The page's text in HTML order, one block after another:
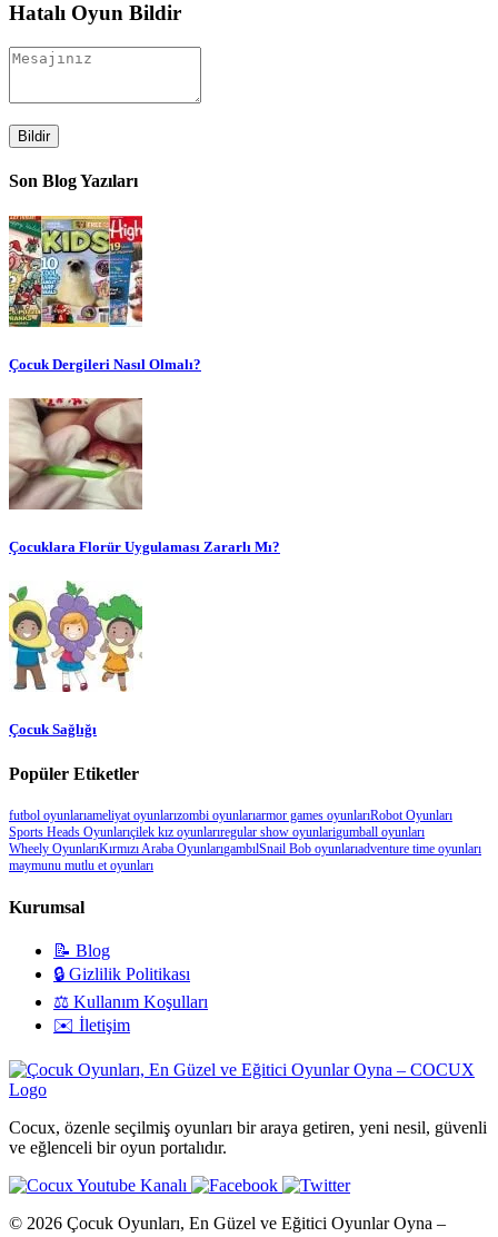
Hatalı Oyun Bildir
Bildir
Son Blog Yazıları
Çocuk Dergileri Nasıl Olmalı?
Çocuklara Florür Uygulaması Zararlı Mı?
Çocuk Sağlığı
Popüler Etiketler
futbol oyunlarıameliyat oyunlarızombi oyunlarıarmor games oyunlarıRobot Oyunları
Sports Heads Oyunlarıçilek kız oyunlarıregular show oyunlarigumball oyunları
Wheely OyunlarıKırmızı Araba OyunlarıgambılSnail Bob oyunlarıadventure time oyunları
maymunu mutlu et oyunları
Kurumsal
📝 Blog
🔒 Gizlilik Politikası
⚖️ Kullanım Koşulları
✉️ İletişim
Cocux, özenle seçilmiş oyunları bir araya getiren, yeni nesil, güvenli
ve eğlenceli bir oyun portalıdır.
© 2026 Çocuk Oyunları, En Güzel ve Eğitici Oyunlar Oyna –